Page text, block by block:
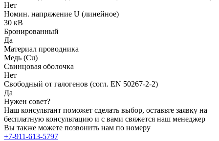
Нет
Номин. напряжение U (линейное)
30 кВ
Бронированный
Да
Материал проводника
Медь (Cu)
Свинцовая оболочка
Нет
Свободный от галогенов (согл. EN 50267-2-2)
Да
Нужен совет?
Наш консультант поможет сделать выбор, оставьте заявку на
бесплатную консультацию и с вами свяжется наш менеджер
Вы также можете позвонить нам по номеру
+7-911-613-5797